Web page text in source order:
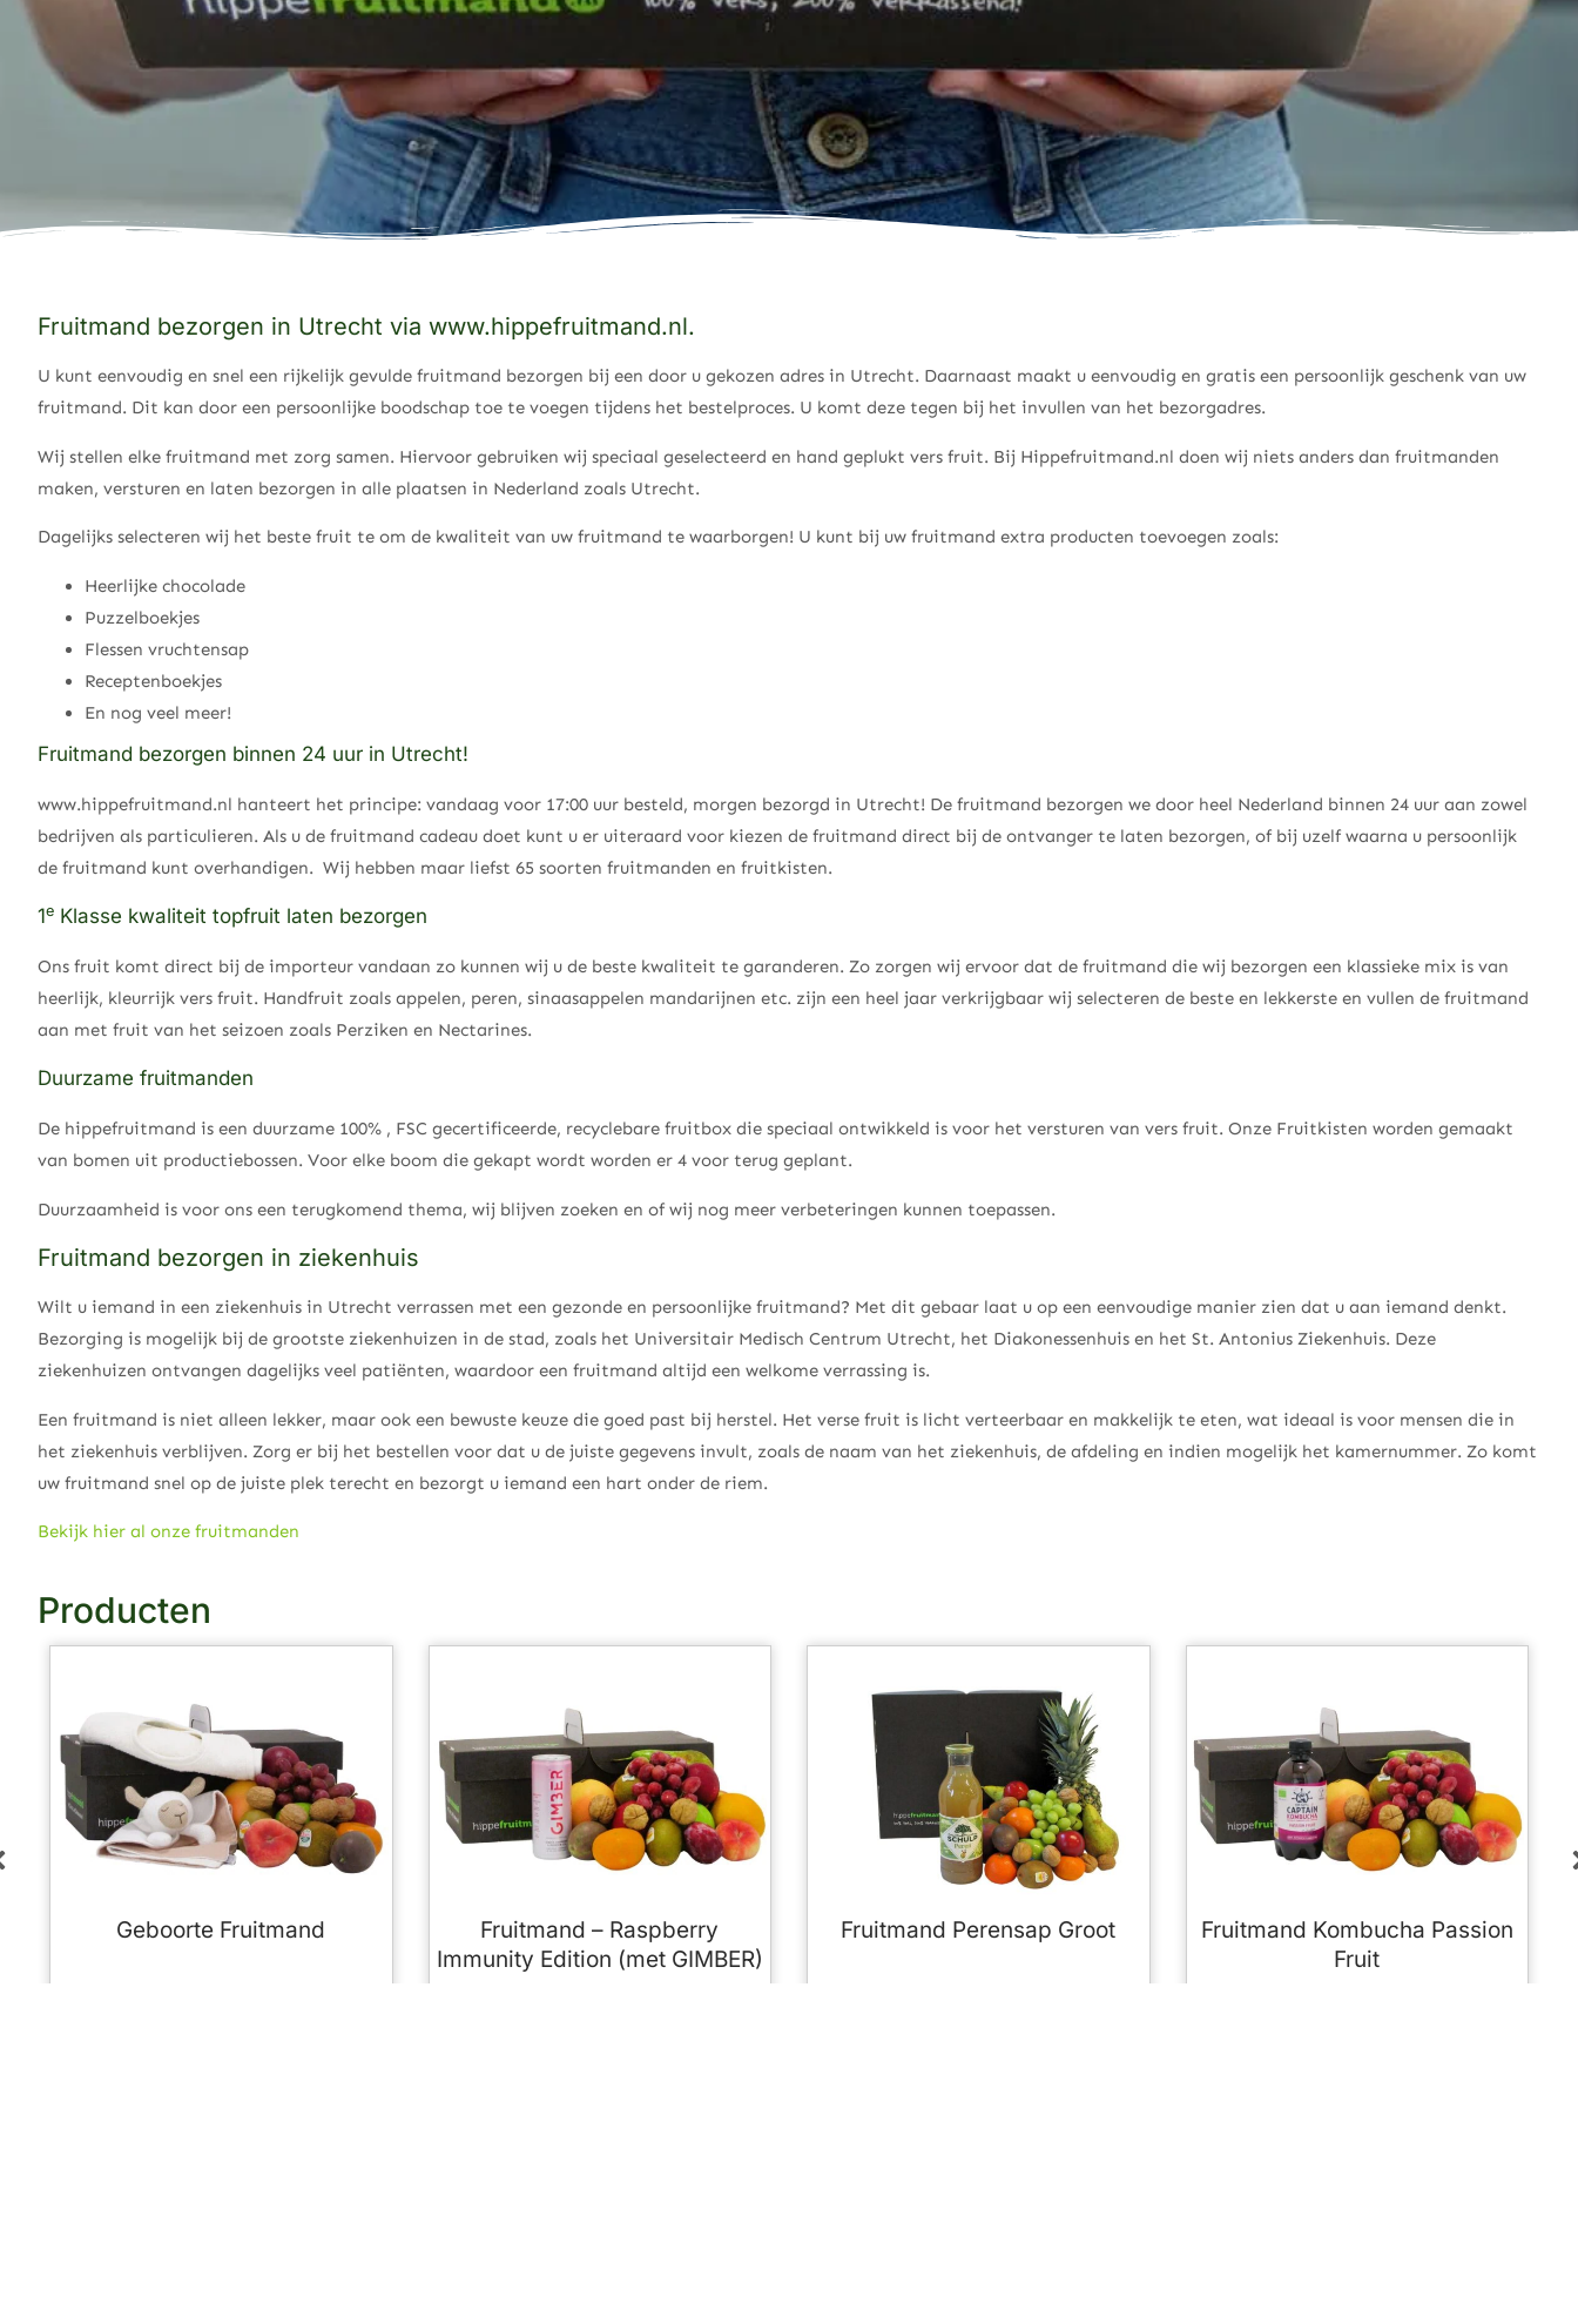
Fruitmand bezorgen in Utrecht via www.hippefruitmand.nl.
U kunt eenvoudig en snel een rijkelijk gevulde fruitmand bezorgen bij een door u gekozen adres in Utrecht. Daarnaast maakt u eenvoudig en gratis een persoonlijk geschenk van uw
fruitmand. Dit kan door een persoonlijke boodschap toe te voegen tijdens het bestelproces. U komt deze tegen bij het invullen van het bezorgadres.
Wij stellen elke fruitmand met zorg samen. Hiervoor gebruiken wij speciaal geselecteerd en hand geplukt vers fruit. Bij Hippefruitmand.nl doen wij niets anders dan fruitmanden
maken, versturen en laten bezorgen in alle plaatsen in Nederland zoals Utrecht.
Dagelijks selecteren wij het beste fruit te om de kwaliteit van uw fruitmand te waarborgen! U kunt bij uw fruitmand extra producten toevoegen zoals:
Heerlijke chocolade
Puzzelboekjes
Flessen vruchtensap
Receptenboekjes
En nog veel meer!
Fruitmand bezorgen binnen 24 uur in Utrecht!
www.hippefruitmand.nl hanteert het principe: vandaag voor 17:00 uur besteld, morgen bezorgd in Utrecht! De fruitmand bezorgen we door heel Nederland binnen 24 uur aan zowel
bedrijven als particulieren. Als u de fruitmand cadeau doet kunt u er uiteraard voor kiezen de fruitmand direct bij de ontvanger te laten bezorgen, of bij uzelf waarna u persoonlijk
de fruitmand kunt overhandigen. Wij hebben maar liefst 65 soorten fruitmanden en fruitkisten.
1e Klasse kwaliteit topfruit laten bezorgen
Ons fruit komt direct bij de importeur vandaan zo kunnen wij u de beste kwaliteit te garanderen. Zo zorgen wij ervoor dat de fruitmand die wij bezorgen een klassieke mix is van
heerlijk, kleurrijk vers fruit. Handfruit zoals appelen, peren, sinaasappelen mandarijnen etc. zijn een heel jaar verkrijgbaar wij selecteren de beste en lekkerste en vullen de fruitmand
aan met fruit van het seizoen zoals Perziken en Nectarines.
Duurzame fruitmanden
De hippefruitmand is een duurzame 100% , FSC gecertificeerde, recyclebare fruitbox die speciaal ontwikkeld is voor het versturen van vers fruit. Onze Fruitkisten worden gemaakt
van bomen uit productiebossen. Voor elke boom die gekapt wordt worden er 4 voor terug geplant.
Duurzaamheid is voor ons een terugkomend thema, wij blijven zoeken en of wij nog meer verbeteringen kunnen toepassen.
Fruitmand bezorgen in ziekenhuis
Wilt u iemand in een ziekenhuis in Utrecht verrassen met een gezonde en persoonlijke fruitmand? Met dit gebaar laat u op een eenvoudige manier zien dat u aan iemand denkt.
Bezorging is mogelijk bij de grootste ziekenhuizen in de stad, zoals het Universitair Medisch Centrum Utrecht, het Diakonessenhuis en het St. Antonius Ziekenhuis. Deze
ziekenhuizen ontvangen dagelijks veel patiënten, waardoor een fruitmand altijd een welkome verrassing is.
Een fruitmand is niet alleen lekker, maar ook een bewuste keuze die goed past bij herstel. Het verse fruit is licht verteerbaar en makkelijk te eten, wat ideaal is voor mensen die in
het ziekenhuis verblijven. Zorg er bij het bestellen voor dat u de juiste gegevens invult, zoals de naam van het ziekenhuis, de afdeling en indien mogelijk het kamernummer. Zo komt
uw fruitmand snel op de juiste plek terecht en bezorgt u iemand een hart onder de riem.
Bekijk hier al onze fruitmanden
Producten
Geboorte Fruitmand
Fruitmand – Raspberry
Immunity Edition (met GIMBER)
Fruitmand Perensap Groot
Fruitmand Kombucha Passion
Fruit